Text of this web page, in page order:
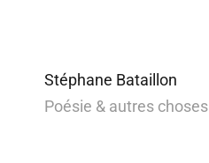
Stéphane Bataillon
Poésie & autres choses